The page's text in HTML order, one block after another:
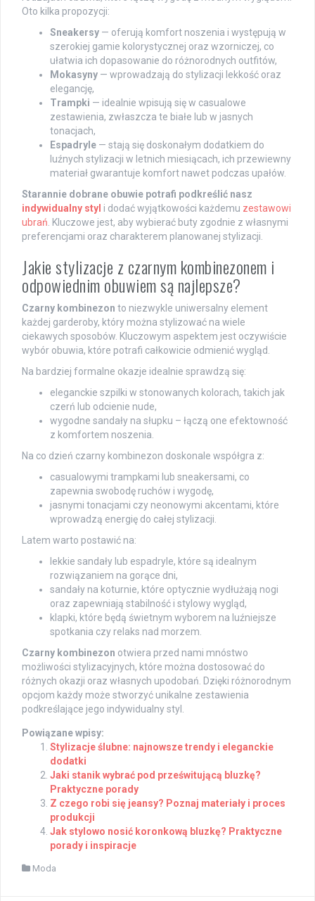
Oto kilka propozycji:
Sneakersy — oferują komfort noszenia i występują w
szerokiej gamie kolorystycznej oraz wzorniczej, co
ułatwia ich dopasowanie do różnorodnych outfitów,
Mokasyny — wprowadzają do stylizacji lekkość oraz
elegancję,
Trampki — idealnie wpisują się w casualowe
zestawienia, zwłaszcza te białe lub w jasnych
tonacjach,
Espadryle — stają się doskonałym dodatkiem do
luźnych stylizacji w letnich miesiącach, ich przewiewny
materiał gwarantuje komfort nawet podczas upałów.
Starannie dobrane obuwie potrafi podkreślić nasz
indywidualny styl i dodać wyjątkowości każdemu zestawowi
ubrań . Kluczowe jest, aby wybierać buty zgodnie z własnymi
preferencjami oraz charakterem planowanej stylizacji.
Jakie stylizacje z czarnym kombinezonem i
odpowiednim obuwiem są najlepsze?
Czarny kombinezon to niezwykle uniwersalny element
każdej garderoby, który można stylizować na wiele
ciekawych sposobów. Kluczowym aspektem jest oczywiście
wybór obuwia, które potrafi całkowicie odmienić wygląd.
Na bardziej formalne okazje idealnie sprawdzą się:
eleganckie szpilki w stonowanych kolorach, takich jak
czerń lub odcienie nude,
wygodne sandały na słupku – łączą one efektowność
z komfortem noszenia.
Na co dzień czarny kombinezon doskonale współgra z:
casualowymi trampkami lub sneakersami, co
zapewnia swobodę ruchów i wygodę,
jasnymi tonacjami czy neonowymi akcentami, które
wprowadzą energię do całej stylizacji.
Latem warto postawić na:
lekkie sandały lub espadryle, które są idealnym
rozwiązaniem na gorące dni,
sandały na koturnie, które optycznie wydłużają nogi
oraz zapewniają stabilność i stylowy wygląd,
klapki, które będą świetnym wyborem na luźniejsze
spotkania czy relaks nad morzem.
Czarny kombinezon otwiera przed nami mnóstwo
możliwości stylizacyjnych, które można dostosować do
różnych okazji oraz własnych upodobań. Dzięki różnorodnym
opcjom każdy może stworzyć unikalne zestawienia
podkreślające jego indywidualny styl.
Powiązane wpisy:
Stylizacje ślubne: najnowsze trendy i eleganckie
dodatki
Jaki stanik wybrać pod prześwitującą bluzkę?
Praktyczne porady
Z czego robi się jeansy? Poznaj materiały i proces
produkcji
Jak stylowo nosić koronkową bluzkę? Praktyczne
porady i inspiracje
Moda